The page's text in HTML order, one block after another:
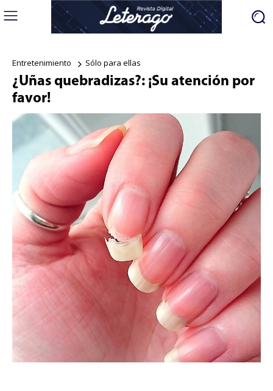
Entretenimiento Sólo para ellas
¿Uñas quebradizas?: ¡Su atención por
favor!